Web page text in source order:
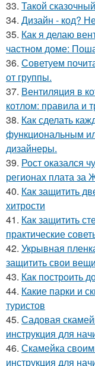
33. Такой
34. Дизайн - код?
35. Как я делаю
частном доме:
36. Советуем
от группы.
37. Вентиляция в
котлом: правила и
38. Как сделать
функциональным
дизайнеры.
39. Рост оказался
регионах плата за
40. Как защитить
хитрости
41. Как защитить
практические
42. Укрывная
защитить свои вещи
43. Как построить
44. Какие парки и
туристов
45. Садовая
инструкция для
46. Скамейка
инструкция для